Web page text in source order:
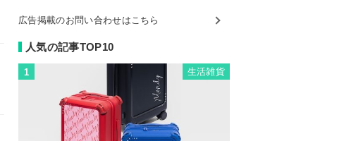
広告掲載のお問い合わせはこちら
人気の記事TOP10
1 生活雑貨